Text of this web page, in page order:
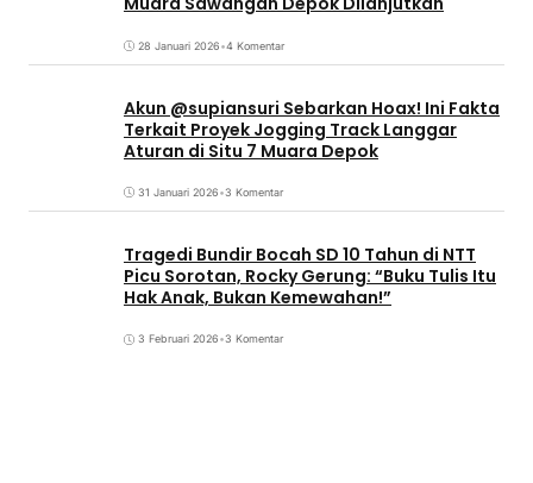
28 Januari 2026•4 Komentar
Akun @supiansuri Sebarkan Hoax! Ini Fakta
Terkait Proyek Jogging Track Langgar
Aturan di Situ 7 Muara Depok
31 Januari 2026•3 Komentar
Tragedi Bundir Bocah SD 10 Tahun di NTT
Picu Sorotan, Rocky Gerung: “Buku Tulis Itu
Hak Anak, Bukan Kemewahan!”
3 Februari 2026•3 Komentar